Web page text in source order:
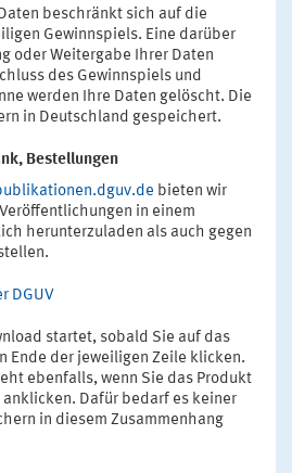
beschränkt sich auf die
Gewinnspiels. Eine darüber
oder Weitergabe Ihrer Daten
des Gewinnspiels und
werden Ihre Daten gelöscht. Die
in Deutschland gespeichert.
Bestellungen
bieten wir
in einem
herunterzuladen als auch gegen
DGUV
startet, sobald Sie auf das
Ende der jeweiligen Zeile klicken.
ebenfalls, wenn Sie das Produkt
Dafür bedarf es keiner
in diesem Zusammenhang